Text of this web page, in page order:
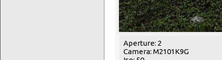
Aperture: 2
Camera: M2101K9G